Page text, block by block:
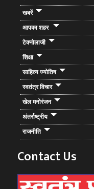
खबरें
आपका शहर
टेक्नोलाजी
शिक्षा
साहित्य ज्योतिष
स्वतंत्र विचार
खेल मनोरंजन
अंतर्राष्ट्रीय
राजनीति
Contact Us